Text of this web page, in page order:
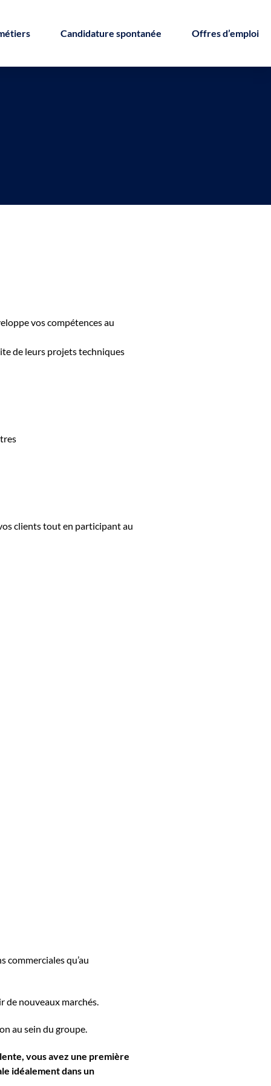
Candidature spontanée Offres d’emploi
vos compétences au
de leurs projets techniques
clients tout en participant au
commerciales qu’au
de nouveaux marchés.
au sein du groupe.
vous avez une première
idéalement dans un